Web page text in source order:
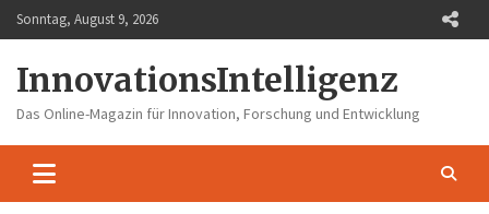
Skip
to
Sonntag, August 9, 2026
InnovationsIntelligenz
Das Online-Magazin für Innovation, Forschung und Entwicklung